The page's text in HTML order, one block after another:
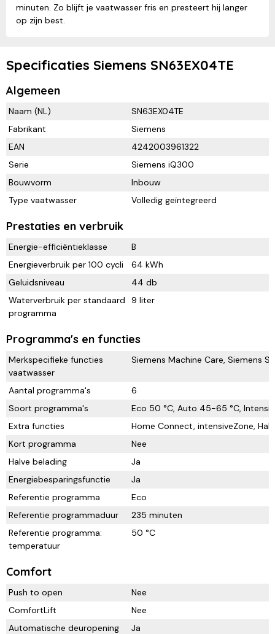
minuten. Zo blijft je vaatwasser fris en presteert hij langer
op zijn best.
Specificaties Siemens SN63EX04TE
Algemeen
Naam (NL)
SN63EX04TE
Fabrikant
Siemens
EAN
4242003961322
Serie
Siemens iQ300
Bouwvorm
Inbouw
Type vaatwasser
Volledig geïntegreerd
Prestaties en verbruik
Energie-efficiëntieklasse
B
Energieverbruik per 100 cycli
64 kWh
Geluidsniveau
44 db
Waterverbruik per standaard
programma
9 liter
Programma's en functies
Merkspecifieke functies
vaatwasser
Siemens Machine Care, Siemens
Aantal programma's
6
Soort programma's
Eco 50 °C, Auto 45-65 °C,
Extra functies
Home Connect, intensiveZone,
Kort programma
Nee
Halve belading
Ja
Energiebesparingsfunctie
Ja
Referentie programma
Eco
Referentie programmaduur
235 minuten
Referentie programma:
temperatuur
50 °C
Comfort
Push to open
Nee
ComfortLift
Nee
Automatische deuropening
Ja